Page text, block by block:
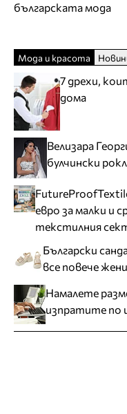
българската мода
Мода и красота
7 дрехи,
дома
Велизара
булчински
евро за малки и
текстилния
Български
все повече
Намалете
изпратите по